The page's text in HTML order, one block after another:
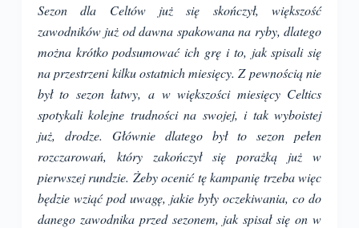
Sezon dla Celtów już się skończył, większość
zawodników już od dawna spakowana na ryby, dlatego
można krótko podsumować ich grę i to, jak spisali się
na przestrzeni kilku ostatnich miesięcy. Z pewnością nie
był to sezon łatwy, a w większości miesięcy Celtics
spotykali kolejne trudności na swojej, i tak wyboistej
już, drodze. Głównie dlatego był to sezon pełen
rozczarowań, który zakończył się porażką już w
pierwszej rundzie. Żeby ocenić tę kampanię trzeba więc
będzie wziąć pod uwagę, jakie były oczekiwania, co do
danego zawodnika przed sezonem, jak spisał się on w